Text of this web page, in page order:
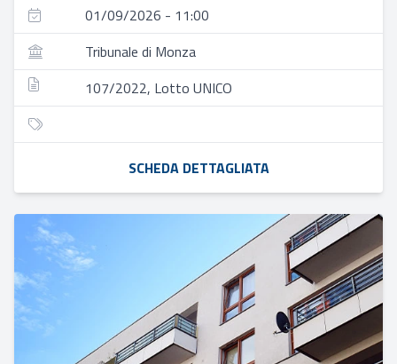
01/09/2026 - 11:00
Tribunale di Monza
107/2022, Lotto UNICO
SCHEDA DETTAGLIATA